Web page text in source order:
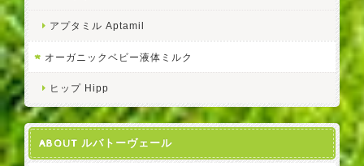
アプタミル Aptamil
オーガニックベビー液体ミルク
ヒップ Hipp
ABOUT ルバトーヴェール